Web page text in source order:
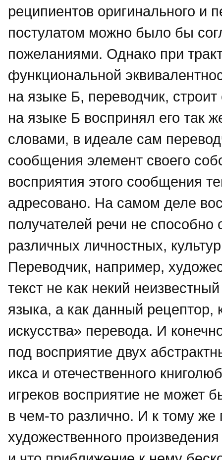
реципиентов оригинального и
постулатом можно было бы
пожеланиями. Однако при
функциональной
на языке Б, переводчик,
на языке Б воспринял его так
словами, в идеале сам
сообщения элемент своего
восприятия этого сообщения
адресовано. На самом деле
получателей речи не
различных личностных,
Переводчик, например,
текст не как некий
языка, а как данный рецептор,
искусства» перевода. И
под восприятие двух
икса и отечественного
игреков восприятие не может
в чем-то различно. И к тому
художественного